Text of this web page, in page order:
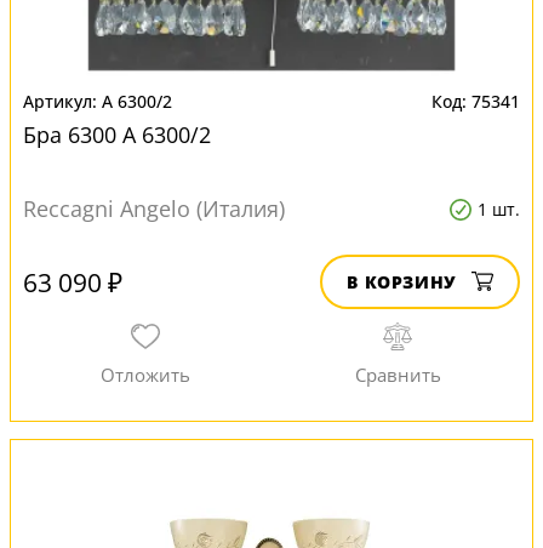
A 6300/2 75341
Бра 6300 A 6300/2
Reccagni Angelo (Италия) 1 шт.
63 090 ₽ В КОРЗИНУ